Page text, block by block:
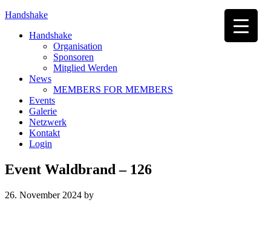
Handshake
Handshake
Organisation
Sponsoren
Mitglied Werden
News
MEMBERS FOR MEMBERS
Events
Galerie
Netzwerk
Kontakt
Login
Event Waldbrand – 126
26. November 2024 by